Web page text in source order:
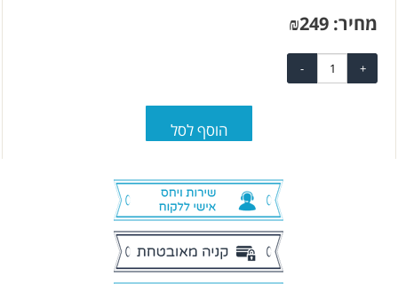
מחיר: ₪249
הוסף לסל